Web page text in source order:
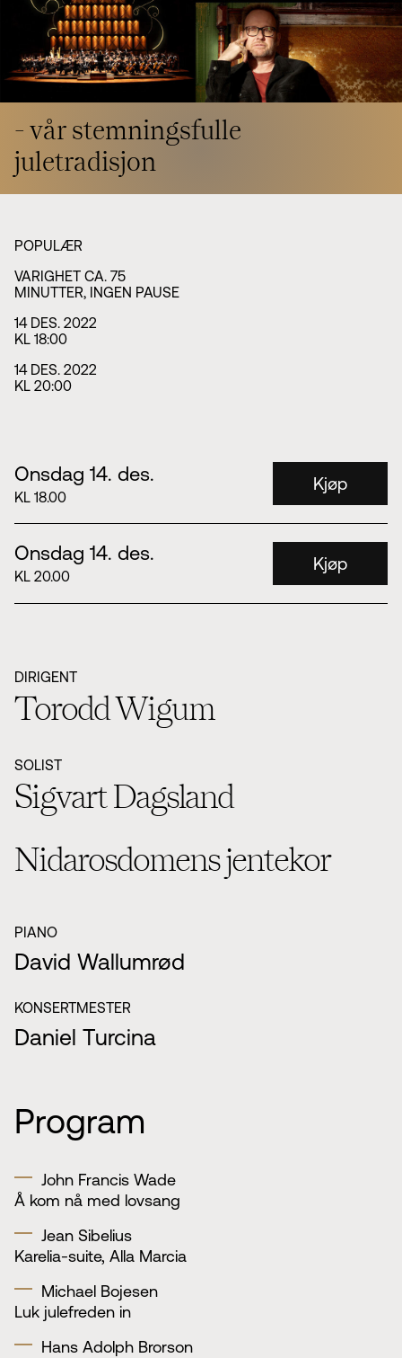
TSOs venner
Bærekraft & samfunn
TSO mot 2030
Opera
Barn & unge
TSO talent
Princess Astrid International Music Competition
Jobbe hos oss
Samarbeidspartnere
Nyheter
- vår stemningsfulle
juletradisjon
14 DES. 2022
KL 18:00
14 DES. 2022
KL 20:00
POPULÆR
VARIGHET CA. 75
MINUTTER, INGEN PAUSE
Onsdag 14. des.
KL 18.00
Kjøp
Onsdag 14. des.
KL 20.00
Kjøp
DIRIGENT
Torodd Wigum
SOLIST
Sigvart Dagsland
Nidarosdomens jentekor
PIANO
David Wallumrød
KONSERTMESTER
Daniel Turcina
Program
John Francis Wade
Å kom nå med lovsang
Jean Sibelius
Karelia-suite, Alla Marcia
Michael Bojesen
Luk julefreden in
Hans Adolph Brorson